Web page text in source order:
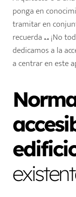
ponga en
tramitar en
recuerda...¡No
dedicamos a la
a centrar en este